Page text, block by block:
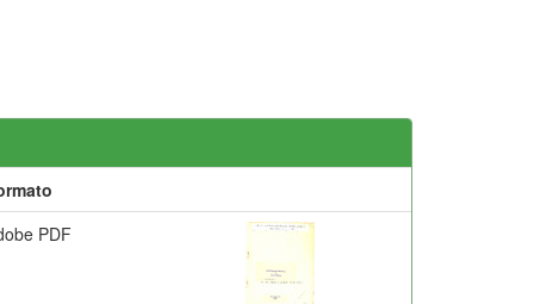
PDF